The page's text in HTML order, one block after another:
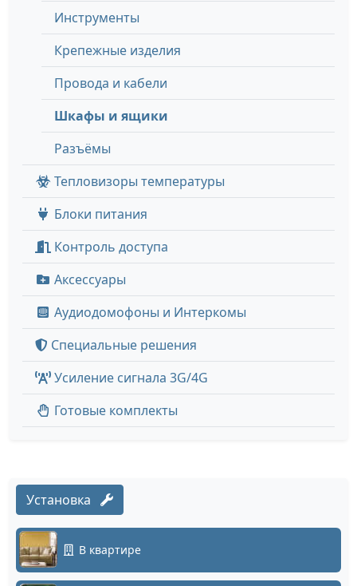
Инструменты
Крепежные изделия
Провода и кабели
Шкафы и ящики
Разъёмы
Тепловизоры температуры
Блоки питания
Контроль доступа
Аксессуары
Аудиодомофоны и Интеркомы
Специальные решения
Усиление сигнала 3G/4G
Готовые комплекты
Установка
В квартире